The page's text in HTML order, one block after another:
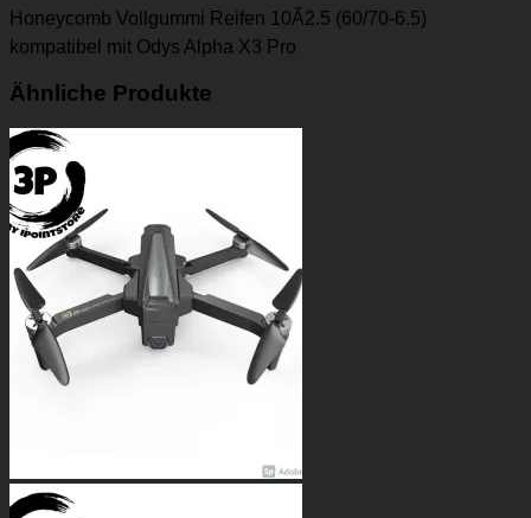
Honeycomb Vollgummi Reifen 10Ã2.5 (60/70-6.5)
kompatibel mit Odys Alpha X3 Pro
Ähnliche Produkte